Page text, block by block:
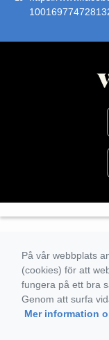
På vår webbplats
(cookies) för att
fungera på ett bra
Genom att surfa
Mer information